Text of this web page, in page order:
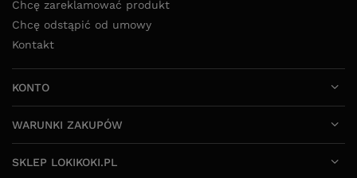
Chcę zareklamować produkt
Chcę odstąpić od umowy
Kontakt
KONTO
WARUNKI ZAKUPÓW
SKLEP LOKIKOKI.PL